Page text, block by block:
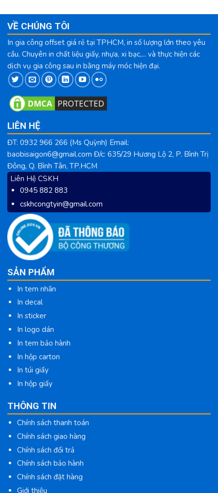
VỀ CHÚNG TÔI
In gia công offset giá rẻ tại TPHCM, in số lượng lớn theo yêu
cầu. Chuyên in chất liệu giấy, nhựa, xi bạc,... và thực hiện các
dịch vụ gia công sau in bằng máy móc hiện đại.
LIÊN HỆ
ĐT: 0932 966 266 (Ms Quỳnh) Email:
baobisaigon6@gmail.com Đ/c: 635/29 Hương Lộ 2, P. Bình Trị
Đông, Q. Bình Tân, TP.HCM
Liên Hệ CSKH
0945 882 883
cskhcongtyin@gmail.com
SẢN PHẨM
In tem nhãn
In decal
In sticker
In logo dán
In tem bảo hành
In hộp carton
In túi giấy
In hộp giấy
THÔNG TIN
Chính sách thanh toán
Chính sách giao hàng
Chính sách đổi trả
Chính sách bảo hành
Chính sách đặt hàng
Giới thiệu